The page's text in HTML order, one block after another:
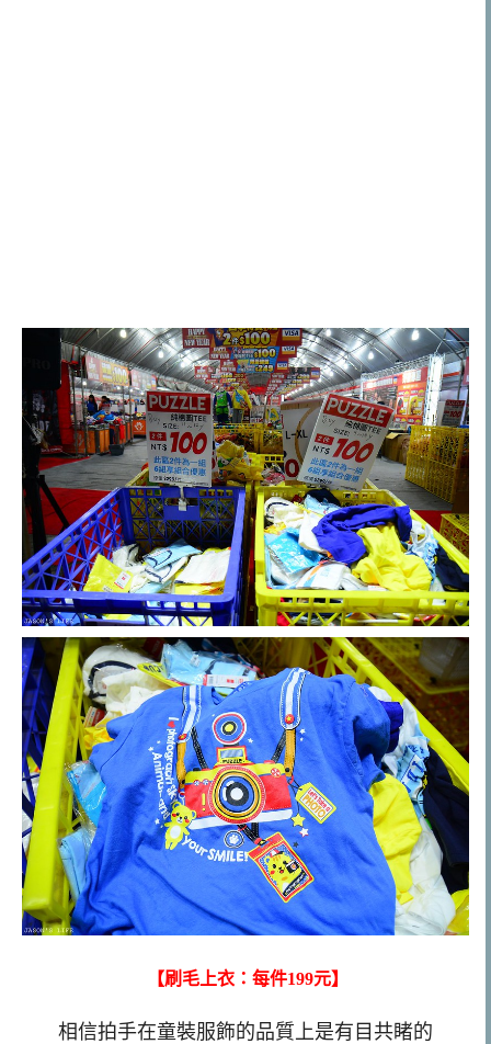
【刷毛上衣：每件199元】
相信拍手在童裝服飾的品質上是有目共睹的